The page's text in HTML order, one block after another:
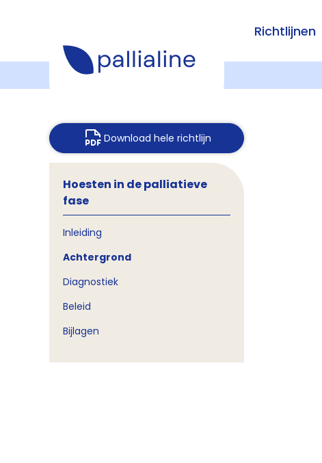
Richtlijnen
Download hele richtlijn
Hoesten in de palliatieve
fase
Inleiding
Achtergrond
Diagnostiek
Beleid
Bijlagen